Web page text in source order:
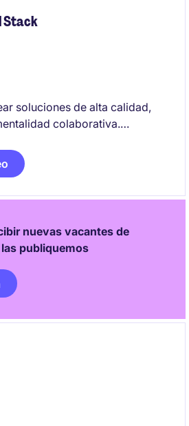
Stack
soluciones de alta calidad,
colaborativa.
con equipos multidisciplinarios
ágil.
nuevas vacantes de
publiquemos